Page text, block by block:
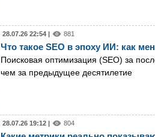
28.07.26 22:54 | 881
Что такое SEO в эпоху ИИ: как
Поисковая оптимизация (SEO) за
чем за предыдущее десятилетие
28.07.26 19:12 | 804